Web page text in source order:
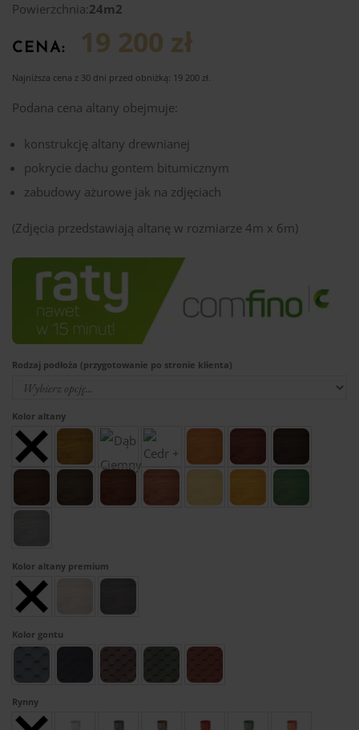
Powierzchnia:24m2
CENA: 19 200 zł
Najniższa cena z 30 dni przed obniżką: 19 200 zł
Podana cena altany obejmuje:
konstrukcję altany drewnianej
pokrycie dachu gontem bitumicznym
zabudowy ażurowe jak na zdjęciach
(Zdjęcia przedstawiają altanę w rozmiarze 4m x 6m)
Rodzaj podłoża (przygotowanie po stronie klienta)
Kolor altany
Kolor altany premium
Kolor gontu
Rynny